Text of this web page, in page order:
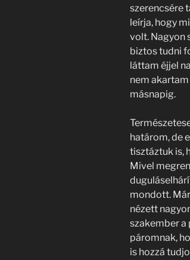
szerencsére
leírja, hogy
volt. Nagyon
biztos tudni
láttam éjjel
nem
másnapig.
határom, de
tisztáztuk is,
Mivel
mondott.
nézett
szakember
páromnak,
is hozzá